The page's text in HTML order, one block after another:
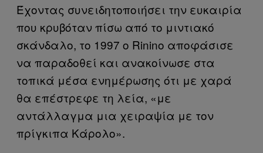
Έχοντας συνειδητοποιήσει την ευκαιρία
που κρυβόταν πίσω από το μιντιακό
σκάνδαλο, το 1997 ο Rinino αποφάσισε
να παραδοθεί και ανακοίνωσε στα
τοπικά μέσα ενημέρωσης ότι με χαρά
θα επέστρεφε τη λεία, «με
αντάλλαγμα μια χειραψία με τον
πρίγκιπα Κάρολο».